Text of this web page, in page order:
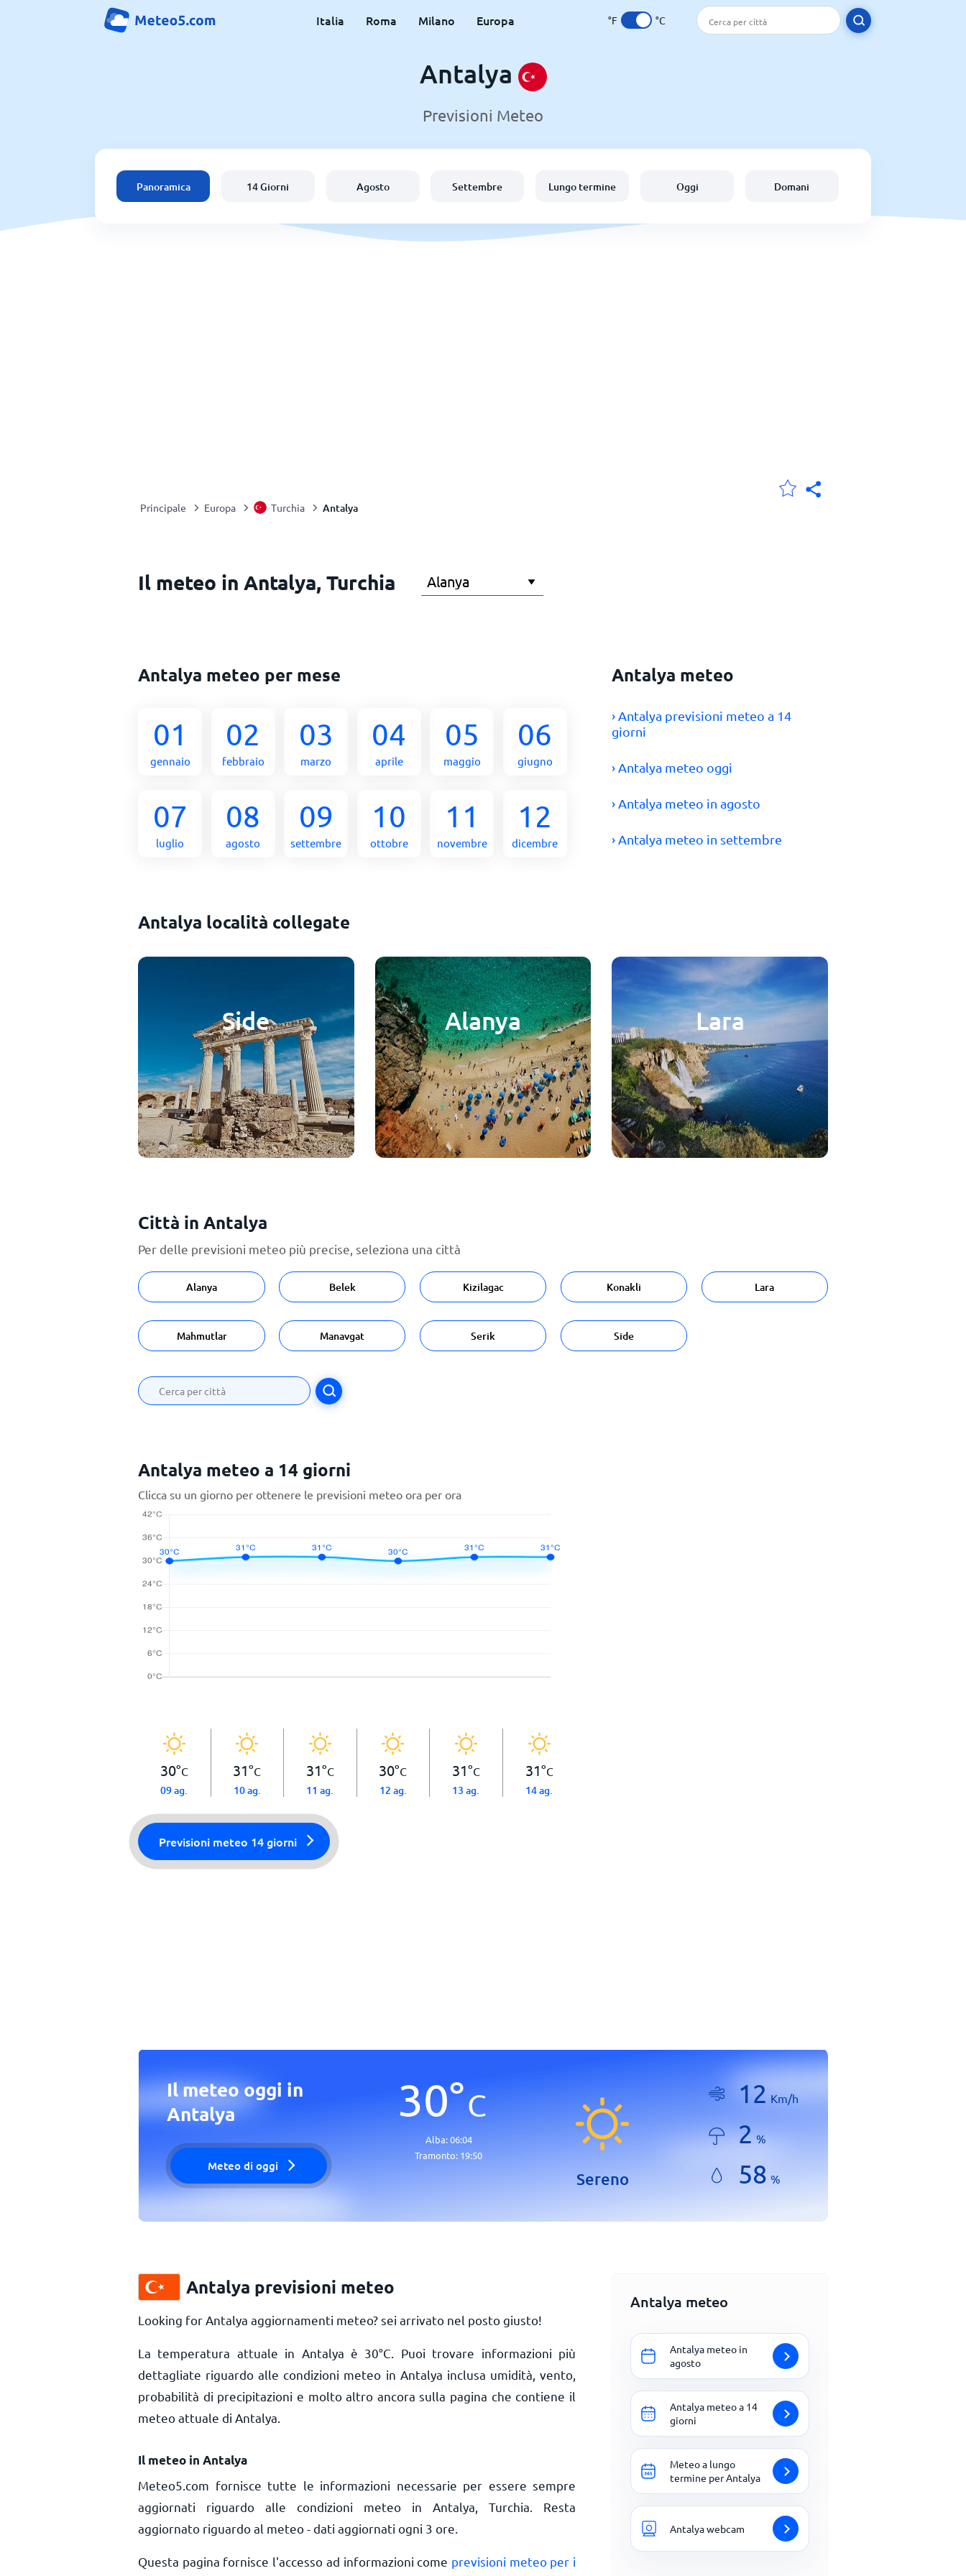
Italia Roma Milano Europa °F °C
Antalya
Previsioni Meteo
Panoramica 14 Giorni Agosto Settembre Lungo termine Oggi Domani
Principale Europa Turchia Antalya
Il meteo in Antalya, Turchia
Antalya meteo per mese
01
gennaio
02
febbraio
03
marzo
04
aprile
05
maggio
06
giugno
07
luglio
08
agosto
09
settembre
10
ottobre
11
novembre
12
dicembre
Antalya meteo
› Antalya previsioni meteo a 14
giorni
› Antalya meteo oggi
› Antalya meteo in agosto
› Antalya meteo in settembre
Antalya località collegate
Side Alanya Lara
Città in Antalya
Per delle previsioni meteo più precise, seleziona una città
Alanya Belek Kizilagac Konakli Lara
Mahmutlar Manavgat Serik Side
Antalya meteo a 14 giorni
Clicca su un giorno per ottenere le previsioni meteo ora per ora
30°C
09 ag.
31°C
10 ag.
31°C
11 ag.
30°C
12 ag.
31°C
13 ag.
31°C
14 ag.
Previsioni meteo 14 giorni
Il meteo oggi in
Antalya
Meteo di oggi
30°C
Alba:06:04
Tramonto: 19:50
Sereno
12 Km/h
2 %
58 %
Antalya previsioni meteo
Looking for Antalya aggiornamenti meteo? sei arrivato nel posto giusto!
La temperatura attuale in Antalya è 30°C . Puoi trovare informazioni più
dettagliate riguardo alle condizioni meteo in Antalya inclusa umidità, vento,
probabilità di precipitazioni e molto altro ancora sulla pagina che contiene il
meteo attuale di Antalya.
Il meteo in Antalya
Meteo5.com fornisce tutte le informazioni necessarie per essere sempre
aggiornati riguardo alle condizioni meteo in Antalya, Turchia. Resta
aggiornato riguardo al meteo - dati aggiornati ogni 3 ore.
Questa pagina fornisce l'accesso ad informazioni come previsioni meteo per i
Antalya meteo
Antalya meteo in
agosto
Antalya meteo a 14
giorni
Meteo a lungo
termine per Antalya
Antalya webcam